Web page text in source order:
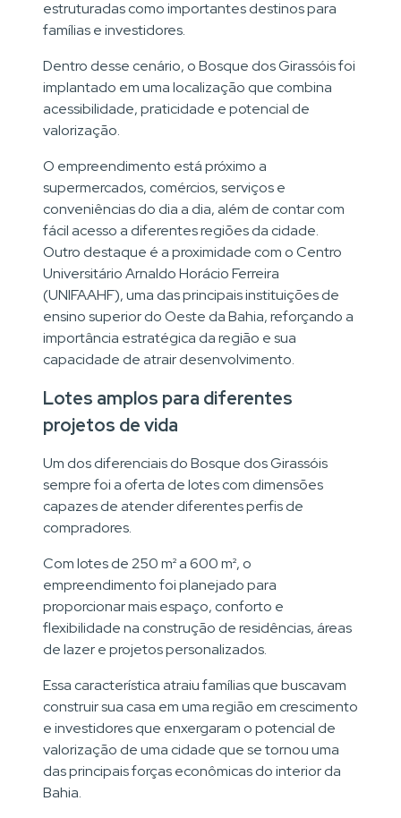
estruturadas como importantes destinos para
famílias e investidores.
Dentro desse cenário, o Bosque dos Girassóis foi
implantado em uma localização que combina
acessibilidade, praticidade e potencial de
valorização.
O empreendimento está próximo a
supermercados, comércios, serviços e
conveniências do dia a dia, além de contar com
fácil acesso a diferentes regiões da cidade.
Outro destaque é a proximidade com o Centro
Universitário Arnaldo Horácio Ferreira
(UNIFAAHF), uma das principais instituições de
ensino superior do Oeste da Bahia, reforçando a
importância estratégica da região e sua
capacidade de atrair desenvolvimento.
Lotes amplos para diferentes
projetos de vida
Um dos diferenciais do Bosque dos Girassóis
sempre foi a oferta de lotes com dimensões
capazes de atender diferentes perfis de
compradores.
Com lotes de 250 m² a 600 m², o
empreendimento foi planejado para
proporcionar mais espaço, conforto e
flexibilidade na construção de residências, áreas
de lazer e projetos personalizados.
Essa característica atraiu famílias que buscavam
construir sua casa em uma região em crescimento
e investidores que enxergaram o potencial de
valorização de uma cidade que se tornou uma
das principais forças econômicas do interior da
Bahia.